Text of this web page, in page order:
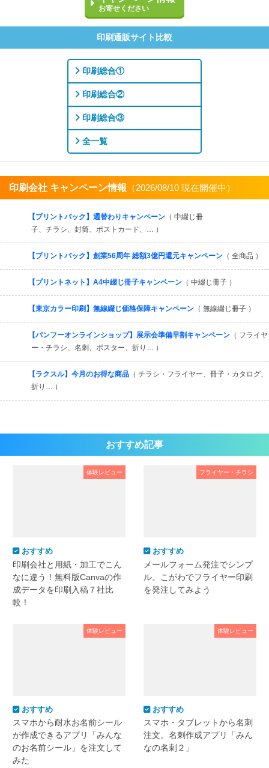
お寄せください
印刷通販サイト比較
印刷総合①
印刷総合②
印刷総合③
全一覧
印刷会社 キャンペーン情報 （2026/08/10 現在開催中）
【プリントパック】週替わりキャンペーン （ 中綴じ冊
子、チラシ、封筒、ポストカード、… ）
【プリントパック】創業56周年 総額3億円還元キャンペーン （ 全商品 ）
【プリントネット】A4中綴じ冊子キャンペーン （ 中綴じ冊子 ）
【東京カラー印刷】無線綴じ価格保障キャンペーン （ 無線綴じ冊子 ）
【バンフーオンラインショップ】展示会準備早割キャンペーン （ フライヤ
ー・チラシ、名刺、ポスター、折り… ）
【ラクスル】今月のお得な商品 （ チラシ・フライヤー、冊子・カタログ、
折り… ）
おすすめ記事
体験レビュー
おすすめ
印刷会社と用紙・加工でこん
なに違う！無料版Canvaの作
成データを印刷入稿７社比
較！
フライヤー・チラシ
おすすめ
メールフォーム発注でシンプ
ル。こがわでフライヤー印刷
を発注してみよう
体験レビュー
おすすめ
スマホから耐水お名前シール
が作成できるアプリ「みんな
のお名前シール」を注文して
みた
体験レビュー
おすすめ
スマホ・タブレットから名刺
注文。名刺作成アプリ「みん
なの名刺２」